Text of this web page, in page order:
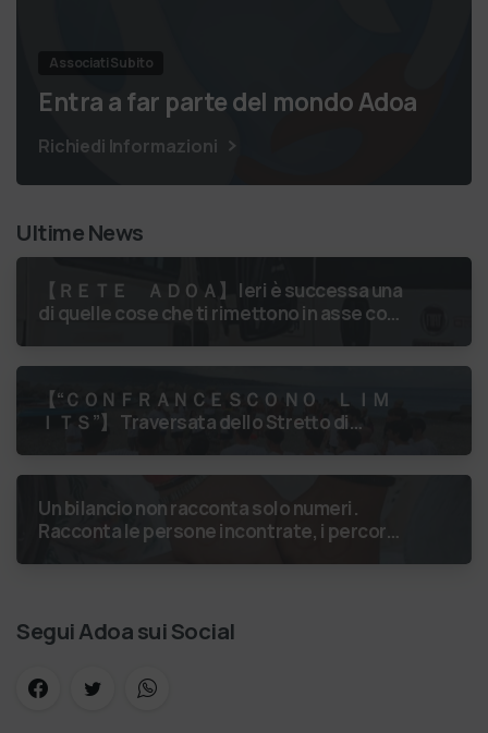
Associati Subito
Entra a far parte del mondo Adoa
Richiedi Informazioni
Ultime News
【 ＲＥＴＥ ＡＤＯＡ】 Ieri è successa una
di quelle cose che ti rimettono in asse con
【 “ＣＯＮＦＲＡＮＣＥＳＣＯ ＮＯ ＬＩＭ
ＩＴＳ”】 Traversata dello Stretto di
Un bilancio non racconta solo numeri.
Racconta le persone incontrate, i percorsi
Segui Adoa sui Social